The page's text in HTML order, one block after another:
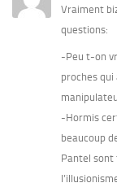
Vraiment
questions:
-Peu t-on
proches
-Hormis
beaucoup
Pantel sont